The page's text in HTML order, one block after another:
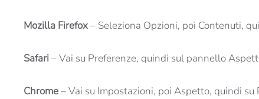
Mozilla Firefox– Seleziona Opzioni, poi Contenuti,
Safari– Vai su Preferenze, quindi sul pannello
Chrome– Vai su Impostazioni, poi Aspetto, quindi